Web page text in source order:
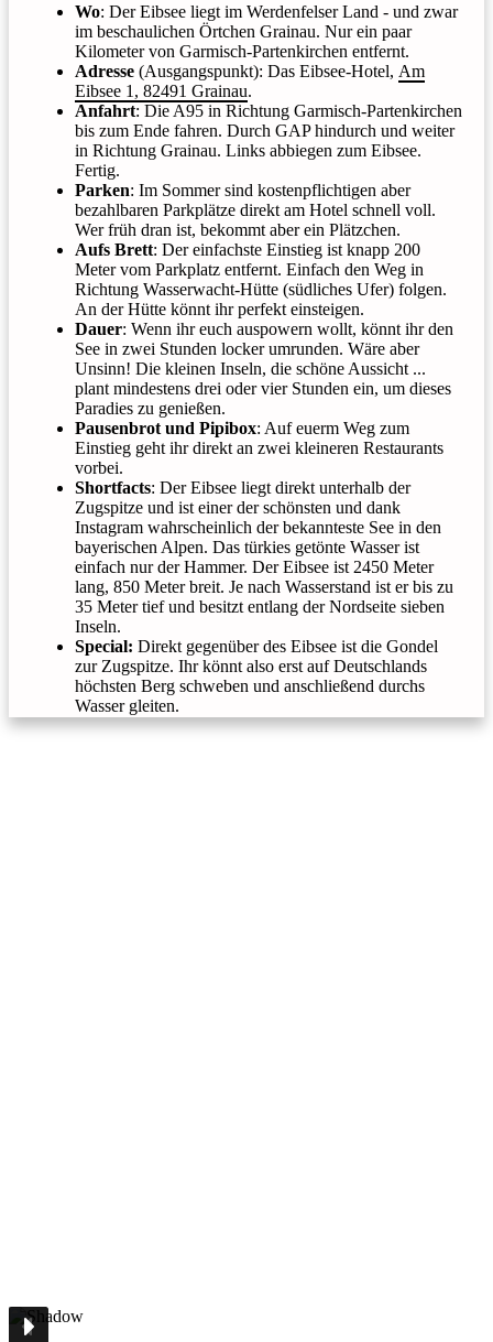
Wo: Der Eibsee liegt im Werdenfelser Land - und zwar
im beschaulichen Örtchen Grainau. Nur ein paar
Kilometer von Garmisch-Partenkirchen entfernt.
Adresse (Ausgangspunkt): Das Eibsee-Hotel, Am
Eibsee 1, 82491 Grainau.
Anfahrt: Die A95 in Richtung Garmisch-Partenkirchen
bis zum Ende fahren. Durch GAP hindurch und weiter
in Richtung Grainau. Links abbiegen zum Eibsee.
Fertig.
Parken: Im Sommer sind kostenpflichtigen aber
bezahlbaren Parkplätze direkt am Hotel schnell voll.
Wer früh dran ist, bekommt aber ein Plätzchen.
Aufs Brett: Der einfachste Einstieg ist knapp 200
Meter vom Parkplatz entfernt. Einfach den Weg in
Richtung Wasserwacht-Hütte (südliches Ufer) folgen.
An der Hütte könnt ihr perfekt einsteigen.
Dauer: Wenn ihr euch auspowern wollt, könnt ihr den
See in zwei Stunden locker umrunden. Wäre aber
Unsinn! Die kleinen Inseln, die schöne Aussicht ...
plant mindestens drei oder vier Stunden ein, um dieses
Paradies zu genießen.
Pausenbrot und Pipibox: Auf euerm Weg zum
Einstieg geht ihr direkt an zwei kleineren Restaurants
vorbei.
Shortfacts: Der Eibsee liegt direkt unterhalb der
Zugspitze und ist einer der schönsten und dank
Instagram wahrscheinlich der bekannteste See in den
bayerischen Alpen. Das türkies getönte Wasser ist
einfach nur der Hammer. Der Eibsee ist 2450 Meter
lang, 850 Meter breit. Je nach Wasserstand ist er bis zu
35 Meter tief und besitzt entlang der Nordseite sieben
Inseln.
Special: Direkt gegenüber des Eibsee ist die Gondel
zur Zugspitze. Ihr könnt also erst auf Deutschlands
höchsten Berg schweben und anschließend durchs
Wasser gleiten.